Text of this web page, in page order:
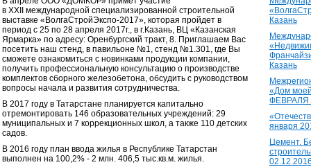
в XXII международной специализированной строительной
выставке «ВолгаСтройЭкспо-2017», которая пройдет в
период с 25 по 28 апреля 2017г., в г.Казань, ВЦ «Казанская
Ярмарка» по адресу: Оренбургский тракт, 8. Приглашаем Вас
посетить наш стенд, в павильоне №1, стенд №1.301, где Вы
сможете ознакомиться с новинками продукции компании,
получить профессиональную консультацию о производстве
комплектов сборного железобетона, обсудить с руководством
вопросы начала и развития сотрудничества.
В 2017 году в Татарстане планируется капитально
отремонтировать 146 образовательных учреждений: 29
муниципальных и 7 коррекционных школ, а также 110 детских
садов.
В 2016 году план ввода жилья в Республике Татарстан
выполнен на 100,2% - 2 млн. 406,5 тыс.кв.м. жилья.
Казань
Казань
«Дом
ФЕВРАЛЯ
января
Цемент.